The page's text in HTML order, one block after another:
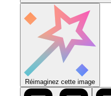
Réimaginez cette image